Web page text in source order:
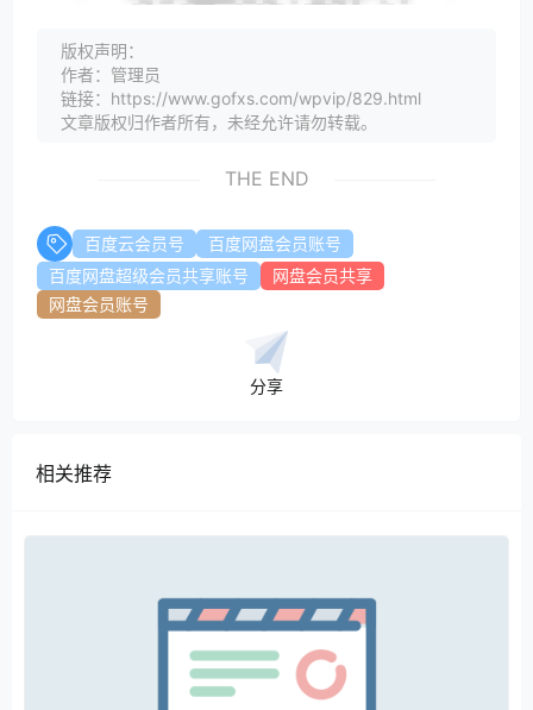
租1天8元租一个月
微信扫码关注微信公众号回复关键词：网盘会员
即可领取今天分享的百度网盘超级会员账号，登陆方式
是扫码登陆！（具体详细可以看图）
版权声明：
作者：管理员
链接：https://www.gofxs.com/wpvip/829.html
文章版权归作者所有，未经允许请勿转载。
THE END
百度云会员号
百度网盘会员账号
百度网盘超级会员共享账号
网盘会员共享
网盘会员账号
分享
相关推荐